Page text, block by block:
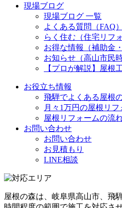
現場ブログ
現場ブログ 一覧
よくある質問（FAQ）
らく住む（住宅リフ
お得な情報（補助金
お知らせ（高山市民
【プロが解説】屋根
お役立ち情報
飛騨でよくある屋根
月々1万円の屋根リフ
屋根リフォームの流
お問い合わせ
お問い合わせ
お見積もり
LINE相談
屋根の森は、岐阜県高山市、飛